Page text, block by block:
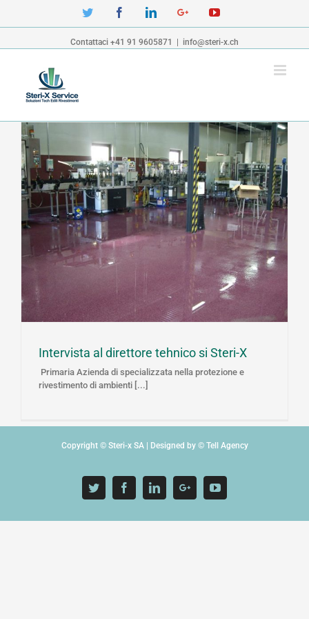
Twitter FacebookLinkedinGoogle+YouTube
Contattaci +41 91 9605871 info@steri-x.ch
Intervista al direttore tehnico si Steri-X
Primaria Azienda di specializzata nella protezione e
rivestimento di ambienti [...]
Copyright © Steri-x SA | Designed by © Tell Agency
Twitter FacebookLinkedinGoogle+YouTube